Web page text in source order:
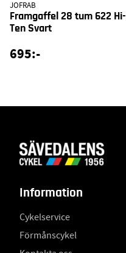
JOFRAB
Framgaffel 28 tum 622 Hi-
Ten Svart
695:-
Information
Cykelservice
Förmånscykel